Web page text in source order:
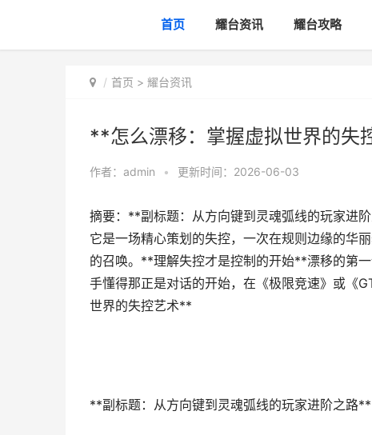
首页 耀台资讯 耀台攻略
首页 > 耀台资讯
**怎么漂移：掌握虚拟世界的失
作者： admin • 更新时间：2026-06-03
摘要：**副标题：从方向键到灵魂弧线的玩家进
它是一场精心策划的失控，一次在规则边缘的华
的召唤。**理解失控才是控制的开始**漂移的第
手懂得那正是对话的开始，在《极限竞速》或《
世界的失控艺术**
**副标题：从方向键到灵魂弧线的玩家进阶之路**